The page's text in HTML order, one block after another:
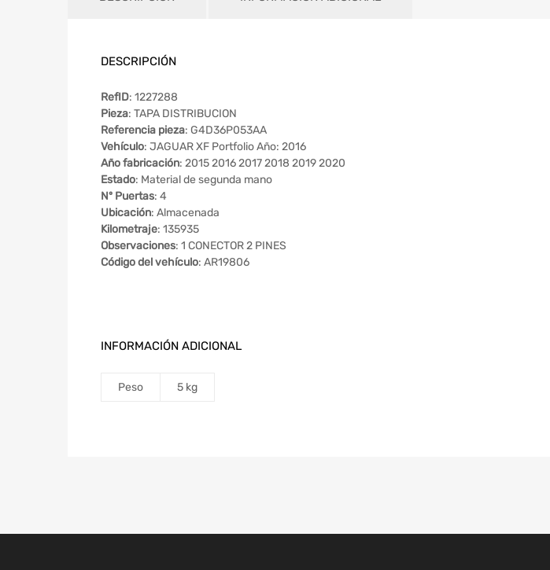
DESCRIPCIÓN
RefID: 1227288
Pieza: TAPA DISTRIBUCION
Referencia pieza: G4D36P053AA
Vehículo: JAGUAR XF Portfolio Año: 2016
Año fabricación: 2015 2016 2017 2018 2019 2020
Estado: Material de segunda mano
Nº Puertas: 4
Ubicación: Almacenada
Kilometraje: 135935
Observaciones: 1 CONECTOR 2 PINES
Código del vehículo: AR19806
INFORMACIÓN ADICIONAL
Peso 5 kg